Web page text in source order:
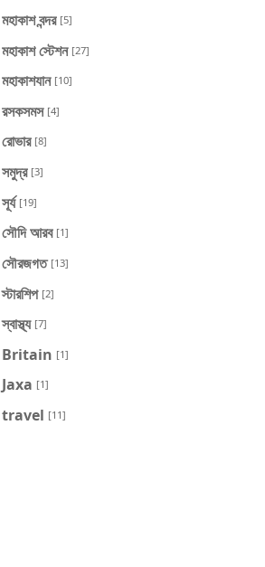
মহাকাশ বন্দর [5]
মহাকাশ স্টেশন [27]
মহাকাশযান [10]
রসকসমস [4]
রোভার [8]
সমুদ্র [3]
সূর্য [19]
সৌদি আরব [1]
সৌরজগত [13]
স্টারশিপ [2]
স্বাস্থ্য [7]
Britain [1]
Jaxa [1]
travel [11]